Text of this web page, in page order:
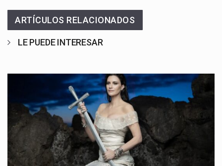
ARTÍCULOS RELACIONADOS
LE PUEDE INTERESAR